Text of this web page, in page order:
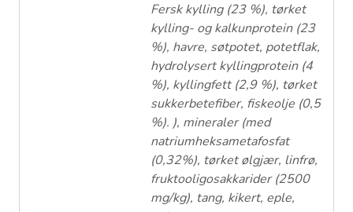
Fersk kylling (23 %), tørket
kylling- og kalkunprotein (23
%), havre, søtpotet, potetflak,
hydrolysert kyllingprotein (4
%), kyllingfett (2,9 %), tørket
sukkerbetefiber, fiskeolje (0,5
%). ), mineraler (med
natriumheksametafosfat
(0,32%), tørket ølgjær, linfrø,
fruktooligosakkarider (2500
mg/kg), tang, kikert, eple,